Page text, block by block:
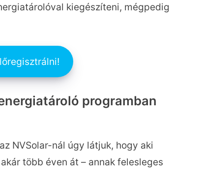
kiegészíteni, mégpedig
programban
NVSolar-nál úgy látjuk, hogy aki
több éven át – annak felesleges